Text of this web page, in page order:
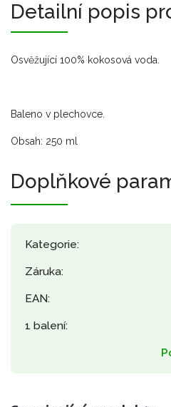
Detailní popis
Osvěžující 100% kokosová voda.
Baleno v plechovce.
Obsah: 250 ml
Doplňkové
Kategorie:
Záruka:
EAN:
1 balení: